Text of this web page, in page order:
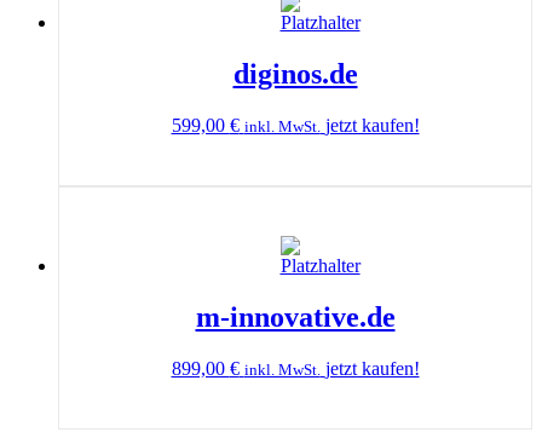
diginos.de
599,00 € inkl. MwSt. jetzt kaufen!
m-innovative.de
899,00 € inkl. MwSt. jetzt kaufen!